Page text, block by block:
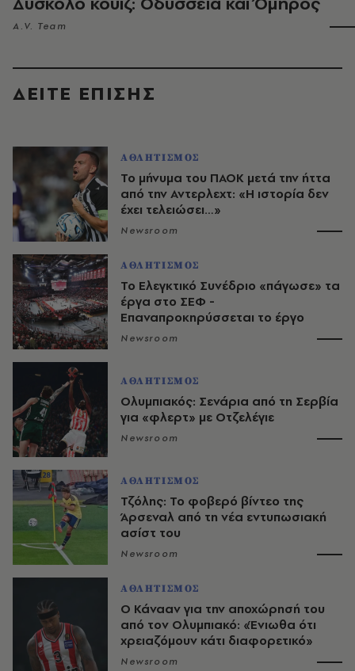
A.V. Team
ΔΕΙΤΕ ΕΠΙΣΗΣ
ΑΘΛΗΤΙΣΜΟΣ
Το μήνυμα του ΠΑΟΚ μετά την ήττα
από την Αντερλεχτ: «Η ιστορία δεν
έχει τελειώσει…»
Newsroom
ΑΘΛΗΤΙΣΜΟΣ
Το Ελεγκτικό Συνέδριο «πάγωσε» τα
έργα στο ΣΕΦ -
Επαναπροκηρύσσεται το έργο
Newsroom
ΑΘΛΗΤΙΣΜΟΣ
Ολυμπιακός: Σενάρια από τη Σερβία
για «φλερτ» με Οτζελέγιε
Newsroom
ΑΘΛΗΤΙΣΜΟΣ
Τζόλης: Το φοβερό βίντεο της
Άρσεναλ από τη νέα εντυπωσιακή
ασίστ του
Newsroom
ΑΘΛΗΤΙΣΜΟΣ
Ο Κάνααν για την αποχώρησή του
από τον Ολυμπιακό: «Ένιωθα ότι
χρειαζόμουν κάτι διαφορετικό»
Newsroom